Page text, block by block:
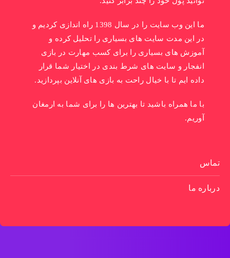
ما این وب سایت را در سال 1398 راه اندازی کردیم و
در این مدت سایت های بسیاری را تحلیل کرده و
آموزش های بسیاری را برای کسب مهارت در بازی
انفجار و سایت های شرط بندی در اختیار شما قرار
داده ایم تا با خیال راحت به بازی های آنلاین بپردازید.
با ما همراه باشید تا بهترین ها را برای شما به ارمغان
آوریم.
تماس
درباره ما